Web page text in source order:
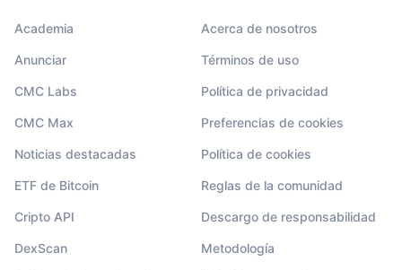
Academia
Anunciar
CMC Labs
CMC Max
Noticias destacadas
ETF de Bitcoin
Cripto API
DexScan
Acerca de nosotros
Términos de uso
Política de privacidad
Preferencias de cookies
Política de cookies
Reglas de la comunidad
Descargo de responsabilidad
Metodología